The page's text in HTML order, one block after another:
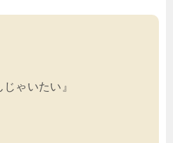
ゃいたい』